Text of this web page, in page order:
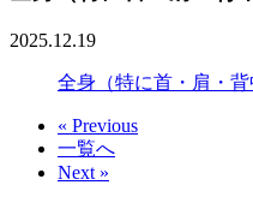
2025.12.19
全身（特に首・肩・
« Previous
一覧へ
Next »